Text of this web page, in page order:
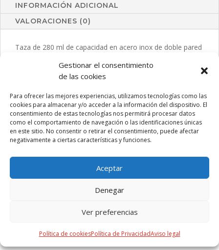
Gestionar el consentimiento
de las cookies
Para ofrecer las mejores experiencias, utilizamos tecnologías como las
cookies para almacenar y/o acceder a la información del dispositivo. El
consentimiento de estas tecnologías nos permitirá procesar datos
como el comportamiento de navegación o las identificaciones únicas
en este sitio. No consentir o retirar el consentimiento, puede afectar
negativamente a ciertas características y funciones.
Aceptar
Denegar
Ver preferencias
Política de cookiesPolítica de PrivacidadAviso legal
INFORMACIÓN ADICIONAL
VALORACIONES (0)
Taza de 280 ml de capacidad en acero inox de doble pared
Innovador diseño con acabado brillo. Presentada en
exclusiva caja individual de diseño negra.
PRODUCTOS RELACIONADOS